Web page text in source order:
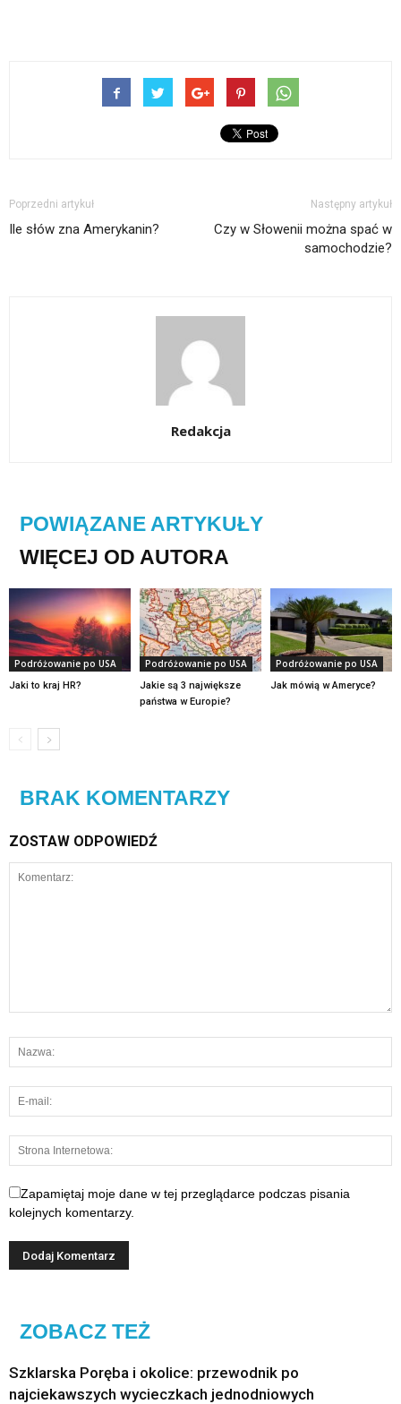
Poprzedni artykuł
Ile słów zna Amerykanin?
Następny artykuł
Czy w Słowenii można spać w
samochodzie?
Redakcja
POWIĄZANE ARTYKUŁY
WIĘCEJ OD AUTORA
Podróżowanie po USA
Jaki to kraj HR?
Podróżowanie po USA
Jakie są 3 największe
państwa w Europie?
Podróżowanie po USA
Jak mówią w Ameryce?
BRAK KOMENTARZY
ZOSTAW ODPOWIEDŹ
Zapamiętaj moje dane w tej przeglądarce podczas pisania
kolejnych komentarzy.
ZOBACZ TEŻ
Szklarska Poręba i okolice: przewodnik po
najciekawszych wycieczkach jednodniowych